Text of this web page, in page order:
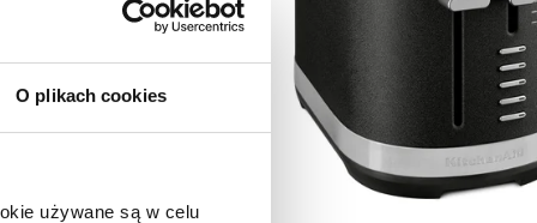
O plikach cookies
używane są w celu